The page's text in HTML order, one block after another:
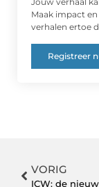
Maak impact
verhalen ertoe
Registreer
VORIG